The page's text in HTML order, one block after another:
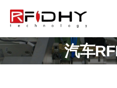
容
了解
汽车